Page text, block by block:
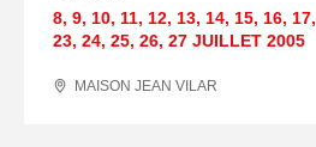
8, 9, 10, 11, 12, 13, 14, 15, 16, 17,
23, 24, 25, 26, 27 JUILLET 2005
MAISON JEAN VILAR